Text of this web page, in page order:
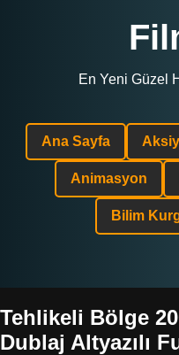
En Yeni Güzel
Ana Sayfa
Animasyon
Bilim
Tehlikeli Bölge
Dublaj Altyazılı